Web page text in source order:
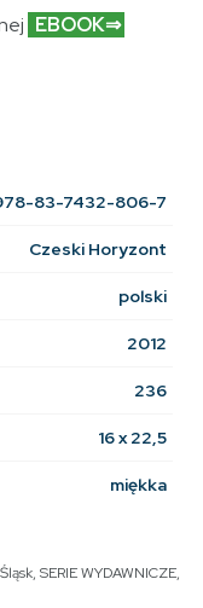
EBOOK⇒
83-7432-806-7
Czeski Horyzont
polski
2012
236
16 x 22,5
miękka
Śląsk, SERIE WYDAWNICZE,